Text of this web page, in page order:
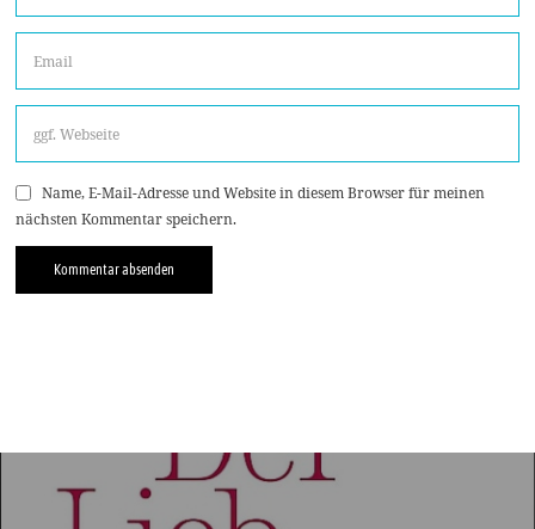
Name, E-Mail-Adresse und Website in diesem Browser für meinen
nächsten Kommentar speichern.